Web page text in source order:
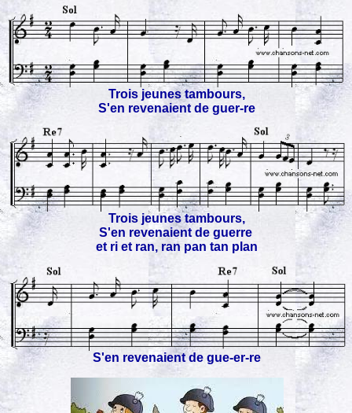
Trois jeunes tambours,
S'en revenaient de guer-re
Trois jeunes tambours,
S'en revenaient de guerre
et ri et ran, ran pan tan plan
S'en revenaient de gue-er-re